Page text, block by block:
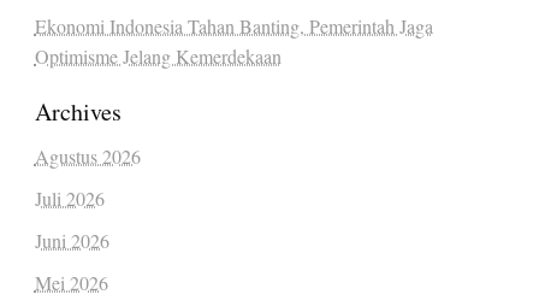
Ekonomi Indonesia Tahan Banting, Pemerintah Jaga
Optimisme Jelang Kemerdekaan
Archives
Agustus 2026
Juli 2026
Juni 2026
Mei 2026